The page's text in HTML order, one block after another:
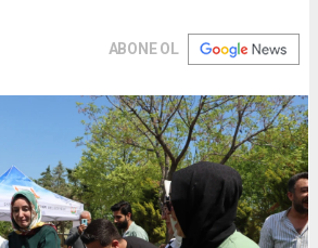
ABONE OL